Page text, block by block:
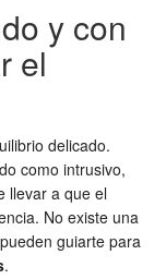
y con
el
delicado.
como intrusivo,
llevar a que el
No existe una
guiarte para
.